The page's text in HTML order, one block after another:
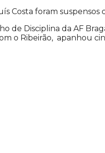
Costa foram suspensos
de Disciplina da AF
o Ribeirão, apanhou